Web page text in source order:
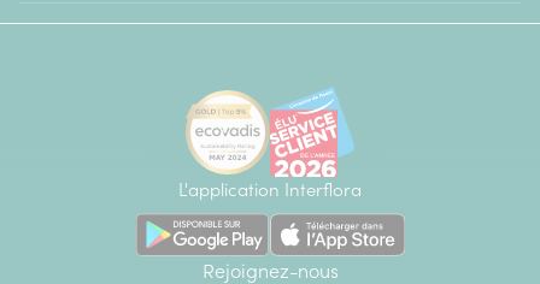
L'application Interflora
Rejoignez-nous